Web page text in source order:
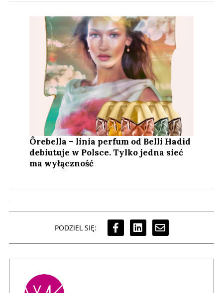
Ôrebella – linia perfum od Belli Hadid
debiutuje w Polsce. Tylko jedna sieć
ma wyłączność
PODZIEL SIĘ: